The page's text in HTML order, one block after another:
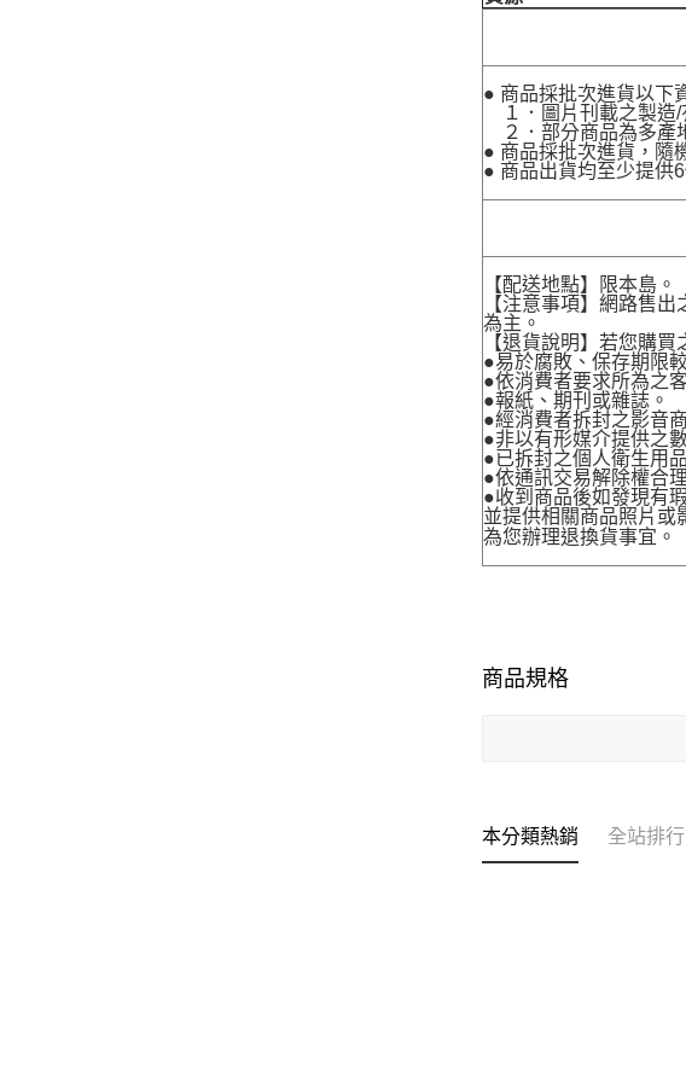
● 商品採批次進貨以下
１．圖片刊載之製造/
２．部分商品為多產
● 商品採批次進貨，隨
● 商品出貨均至少提供
【配送地點】限本島。
【注意事項】網路售
為主。
【退貨說明】若您購
●易於腐敗、保存期限
●依消費者要求所為之
●報紙、期刊或雜誌。
●經消費者拆封之影音
●非以有形媒介提供之
●已拆封之個人衛生用
●依通訊交易解除權合
●收到商品後如發現有
並提供相關商品照片或
為您辦理退換貨事宜。
商品規格
本分類熱銷 全站排行